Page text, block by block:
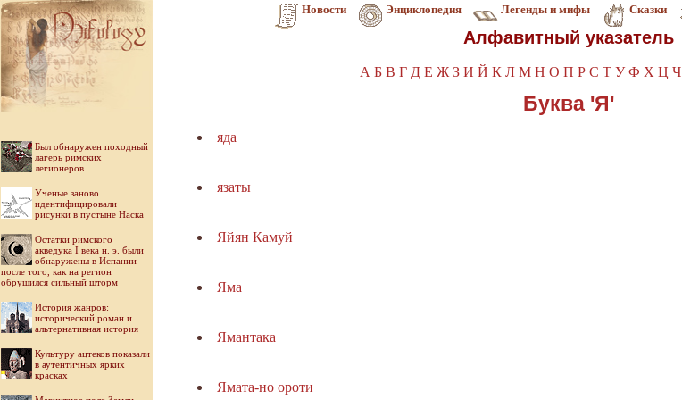
Новости Энциклопедия Легенды и мифы Сказки
Был обнаружен походный
лагерь римских
легионеров
Ученые заново
идентифицировали
рисунки в пустыне Наска
Остатки римского
акведука I века н. э. были
обнаружены в Испании
после того, как на регион
обрушился сильный шторм
История жанров:
исторический роман и
альтернативная история
Культуру ацтеков показали
в аутентичных ярких
красках
Алфавитный указатель
А Б В Г Д Е Ж З И Й К Л М Н О П Р С Т У Ф Х Ц Ч
Буква 'Я'
яда
язаты
Яйян Камуй
Яма
Ямантака
Ямата-но ороти